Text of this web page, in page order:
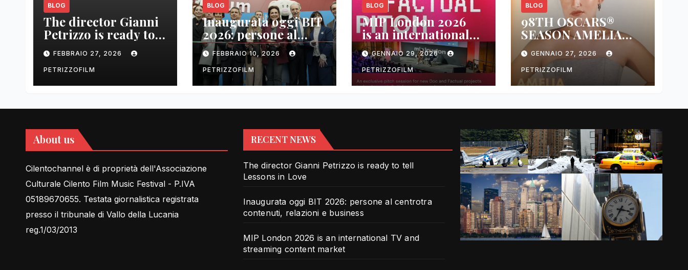
BLOG
The director Gianni
Petrizzo is ready to
tell Lessons in Love
FEBBRAIO 27, 2026
PETRIZZOFILM
BLOG
Inaugurata oggi BIT
2026: persone al
centrotra contenuti,
relazioni e business
FEBBRAIO 10, 2026
PETRIZZOFILM
BLOG
MIP London 2026
is an international
TV and streaming
content market
GENNAIO 29, 2026
PETRIZZOFILM
BLOG
98TH OSCARS®
SEASON AMELIA
DIMOLDENBERG
RETURNS FOR
THIRD YEAR
GENNAIO 27, 2026
PETRIZZOFILM
About us
Cilentochannel è di proprietà dell'Associazione
Culturale Cilento Film Music Festival - P.IVA
05189670655. Testata giornalistica registrata
presso il tribunale di Vallo della Lucania
reg.1/03/2013
RECENT NEWS
The director Gianni Petrizzo is ready to tell
Lessons in Love
Inaugurata oggi BIT 2026: persone al centrotra
contenuti, relazioni e business
MIP London 2026 is an international TV and
streaming content market